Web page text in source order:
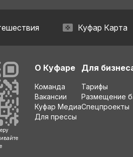
Куфар Карта
О Куфаре
Команда
Вакансии
Куфар Медиа
Для прессы
Для
Тарифы
Размещение
Спецпроекты